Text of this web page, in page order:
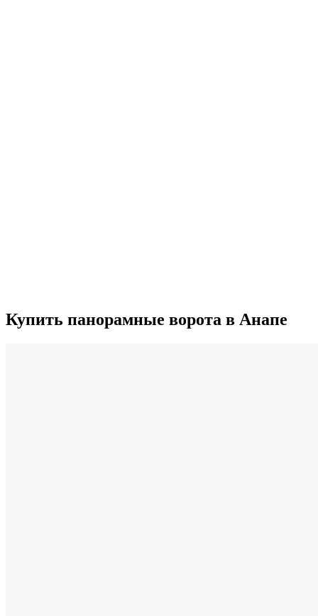
Купить панорамные ворота в Анапе